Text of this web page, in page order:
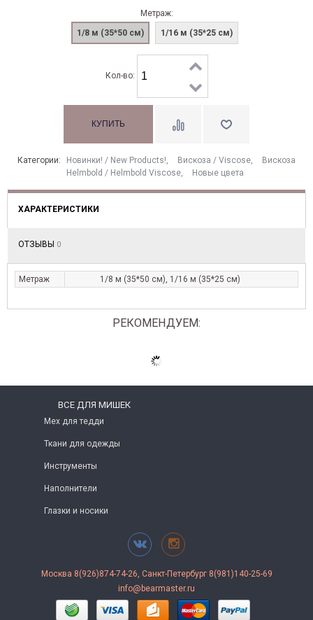
Метраж:
1/8 м (35*50 см)
1/16 м (35*25 см)
Кол-во:
Категории: Новинки! / New Products!, Вискоза / Viscose,
Вискоза
Helmbold / Helmbold Viscose, Новые цвета
ХАРАКТЕРИСТИКИ
ОТЗЫВЫ 0
Метраж 1/8 м (35*50 см), 1/16 м (35*25 см)
РЕКОМЕНДУЕМ:
ВСЕ ДЛЯ МИШЕК
Мех для тедди
Ткани для одежды
Инструменты
Наполнители
Глазки и носики
Москва 8(926)874-74-26, Санкт-Петербург 8(981)140-25-69
info@bearmaster.ru